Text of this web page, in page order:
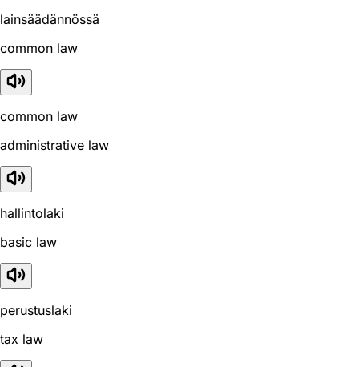
lainsäädännössä
common law
common law
administrative law
hallintolaki
basic law
perustuslaki
tax law